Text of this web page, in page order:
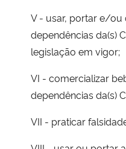
V - usar, portar e/ou
dependências da(s)
legislação em vigor;
VI - comercializar
dependências da(s)
VII - praticar